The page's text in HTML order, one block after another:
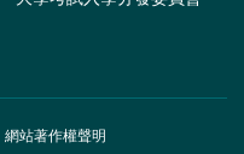
網站著作權聲明